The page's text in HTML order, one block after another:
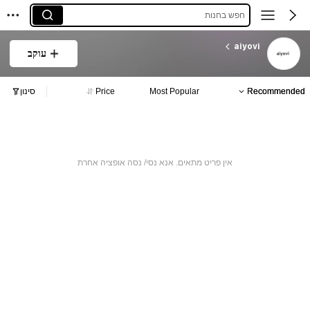
חפש בחנות
aiyovi
עוקב
Recommended
Most Popular
Price סינון
אין פריט מתאים. אנא נסי/ נסה אופציה אחרת